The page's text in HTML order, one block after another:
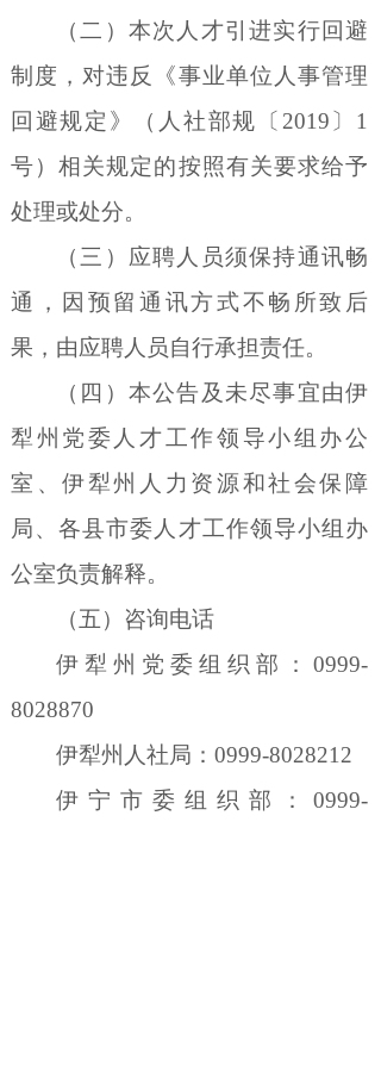
（二）本次人才引进实行回避
制度，对违反《事业单位人事管理
回避规定》（人社部规〔 2019 〕 1
号）相关规定的按照有关要求给予
处理或处分。
（三）应聘人员须保持通讯畅
通，因预留通讯方式不畅所致后
果，由应聘人员自行承担责任。
（四）本公告及未尽事宜由伊
犁州党委人才工作领导小组办公
室、伊犁州人力资源和社会保障
局、各县市委人才工作领导小组办
公室负责解释。
（五）咨询电话
伊犁州党委组织部： 0999-
8028870
伊犁州人社局： 0999-8028212
伊宁市委组织部： 0999-